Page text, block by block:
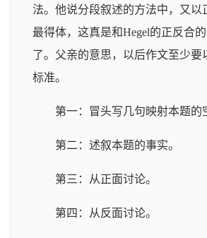
法。他说分段叙述的方法中，又以
最得体，这真是和Hegel的正反合
了。父亲的意思，以后作文至少要
标准。
第一：冒头写几句映射本题的
第二：述叙本题的事实。
第三：从正面讨论。
第四：从反面讨论。